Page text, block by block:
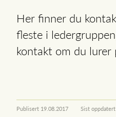
Her finner du
fleste i
kontakt om du lurer
Publisert 19.08.2017 Sist oppdatert